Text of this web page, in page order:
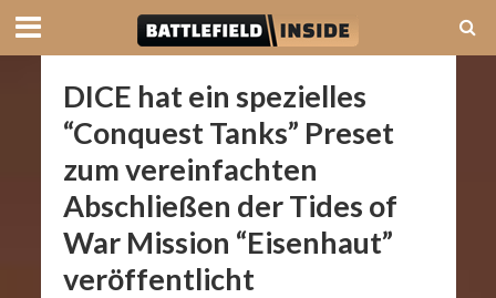
DICE hat ein spezielles
“Conquest Tanks” Preset
zum vereinfachten
Abschließen der Tides of
War Mission “Eisenhaut”
veröffentlicht